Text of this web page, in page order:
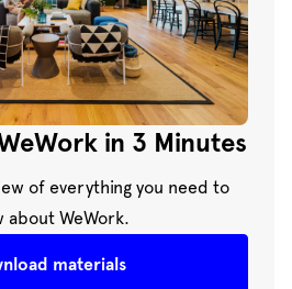
in 3 Minutes
of everything you need to
about WeWork.
materials